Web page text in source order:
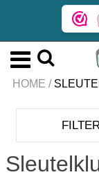
HOME /